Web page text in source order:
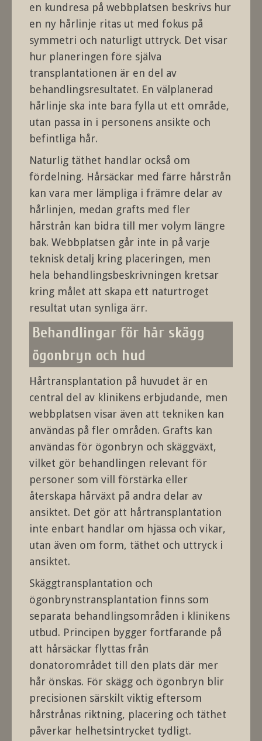
en kundresa på webbplatsen beskrivs hur
en ny hårlinje ritas ut med fokus på
symmetri och naturligt uttryck. Det visar
hur planeringen före själva
transplantationen är en del av
behandlingsresultatet. En välplanerad
hårlinje ska inte bara fylla ut ett område,
utan passa in i personens ansikte och
befintliga hår.
Naturlig täthet handlar också om
fördelning. Hårsäckar med färre hårstrån
kan vara mer lämpliga i främre delar av
hårlinjen, medan grafts med fler
hårstrån kan bidra till mer volym längre
bak. Webbplatsen går inte in på varje
teknisk detalj kring placeringen, men
hela behandlingsbeskrivningen kretsar
kring målet att skapa ett naturtroget
resultat utan synliga ärr.
Behandlingar för hår skägg
ögonbryn och hud
Hårtransplantation på huvudet är en
central del av klinikens erbjudande, men
webbplatsen visar även att tekniken kan
användas på fler områden. Grafts kan
användas för ögonbryn och skäggväxt,
vilket gör behandlingen relevant för
personer som vill förstärka eller
återskapa hårväxt på andra delar av
ansiktet. Det gör att hårtransplantation
inte enbart handlar om hjässa och vikar,
utan även om form, täthet och uttryck i
ansiktet.
Skäggtransplantation och
ögonbrynstransplantation finns som
separata behandlingsområden i klinikens
utbud. Principen bygger fortfarande på
att hårsäckar flyttas från
donatorområdet till den plats där mer
hår önskas. För skägg och ögonbryn blir
precisionen särskilt viktig eftersom
hårstrånas riktning, placering och täthet
påverkar helhetsintrycket tydligt.